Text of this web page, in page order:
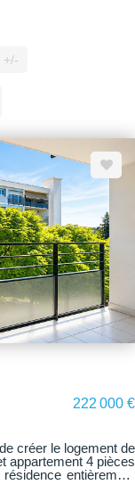
+/-
222 000 €
créer le logement de
appartement 4 pièces
entièrement